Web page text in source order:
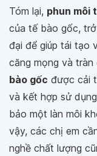
Tóm lại, phun môi
của tế bào gốc,
đại để giúp tái tạo
căng mọng và
bào gốc được cải
và kết hợp sử
bảo một làn môi
vậy, các chị em
nghề chất lượng